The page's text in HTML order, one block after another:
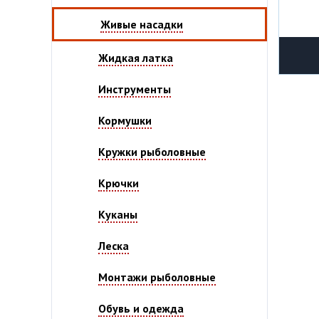
Живые насадки
Жидкая латка
Инструменты
Кормушки
Кружки рыболовные
Крючки
Куканы
Леска
Монтажи рыболовные
Обувь и одежда